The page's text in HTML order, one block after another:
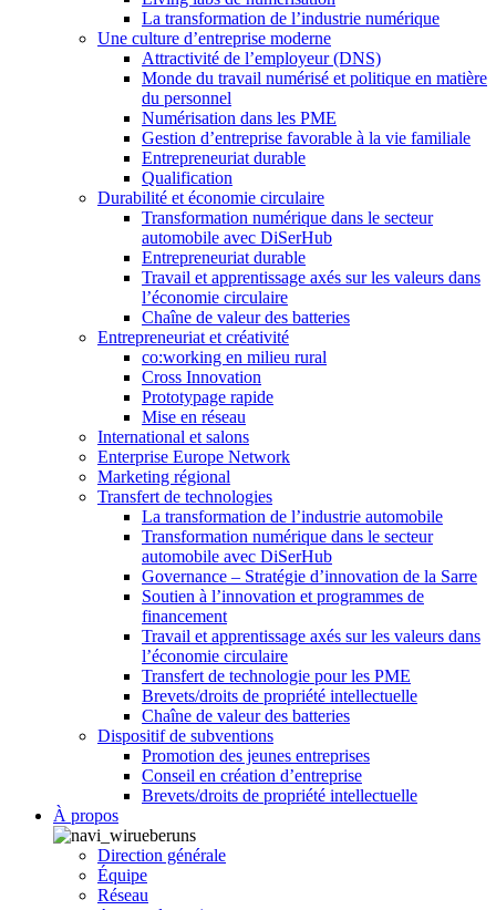
La transformation de l’industrie numérique
Une culture d’entreprise moderne
Attractivité de l’employeur (DNS)
Monde du travail numérisé et politique en matière
du personnel
Numérisation dans les PME
Gestion d’entreprise favorable à la vie familiale
Entrepreneuriat durable
Qualification
Durabilité et économie circulaire
Transformation numérique dans le secteur
automobile avec DiSerHub
Entrepreneuriat durable
Travail et apprentissage axés sur les valeurs dans
l’économie circulaire
Chaîne de valeur des batteries
Entrepreneuriat et créativité
co:working en milieu rural
Cross Innovation
Prototypage rapide
Mise en réseau
International et salons
Enterprise Europe Network
Marketing régional
Transfert de technologies
La transformation de l’industrie automobile
Transformation numérique dans le secteur
automobile avec DiSerHub
Governance – Stratégie d’innovation de la Sarre
Soutien à l’innovation et programmes de
financement
Travail et apprentissage axés sur les valeurs dans
l’économie circulaire
Transfert de technologie pour les PME
Brevets/droits de propriété intellectuelle
Chaîne de valeur des batteries
Dispositif de subventions
Promotion des jeunes entreprises
Conseil en création d’entreprise
Brevets/droits de propriété intellectuelle
À propos
Direction générale
Équipe
Réseau